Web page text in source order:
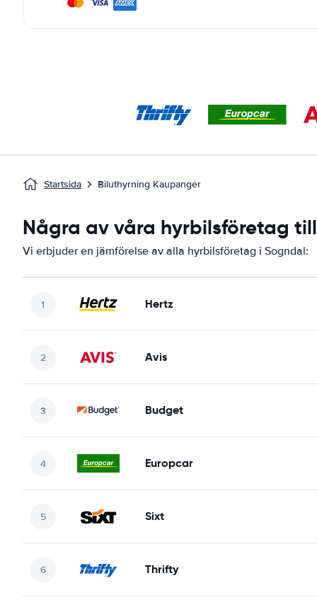
Startsida Biluthyrning Kaupanger
Några av våra hyrbilsföretag
Vi erbjuder en jämförelse av alla hyrbilsföretag i Sogndal:
Hertz
Avis
Budget
Europcar
Sixt
Thrifty